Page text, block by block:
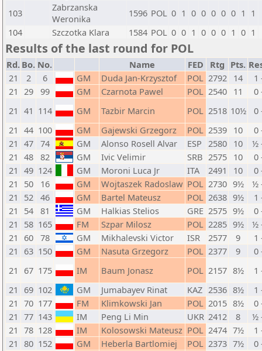
103
Zabrzanska
Weronika
1596 POL 0 1 0 0 0 0 0 1 1
104
Szczotka Klara 1584 POL 0 0 1 0 0 0 1 0 1
Results of the last round for POL
Rd. Bo. No. Name FED Rtg Pts.
21
2 6 GM Duda Jan-Krzysztof POL 2792 14
1
21 29 99 GM Czarnota Pawel POL 2540 11
0
21 41 114 GM Tazbir Marcin POL 2518 10½
0
21 44 100 GM Gajewski Grzegorz POL 2539 10
0
21 47 74 GM Alonso Rosell Alvar ESP 2580 10
½
21 48 82 GM Ivic Velimir SRB 2575 10
0
21 49 124 GM Moroni Luca Jr ITA 2491 10
0
21
50 16 GM Wojtaszek Radoslaw POL 2730 9½
½
21
52 46 GM Bartel Mateusz POL 2638 9½
1
21
54 81 GM Halkias Stelios GRE 2575 9½
0
21
58 165 FM Szpar Milosz POL 2285 9½
½
21 60 78 GM Mikhalevski Victor ISR 2577 9
1
21
63 150 GM Nasuta Grzegorz POL 2377 9
0
21 67 175 IM Baum Jonasz POL 2157 8½
1
21
69 102 GM Jumabayev Rinat KAZ 2536 8½
1
21 70 177 FM Klimkowski Jan POL 2015 8½
0
21 77 143 IM Peng Li Min UKR 2412 8
½
21 78 128 IM Kolosowski Mateusz POL 2474 7½
1
21 80 152 GM Heberla Bartlomiej POL 2373 7½
0